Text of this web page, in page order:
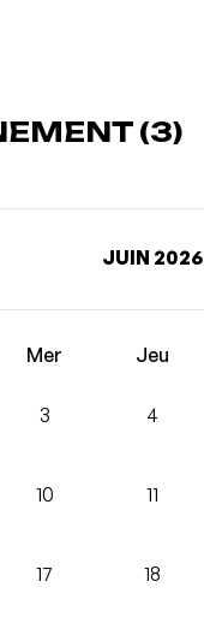
(3)
JUIN 2026
Mer Jeu
3 4
10 11
17 18